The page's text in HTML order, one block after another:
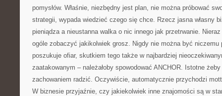
pomysłów. Właśnie, niezbędny jest plan, nie można próbować
strategii, wypada wiedzieć czego się chce. Rzecz jasna własny
pieniądza a nieustanna walka o nic innego jak przetrwanie.
ogóle zobaczyć jakikolwiek grosz. Nigdy nie można być niczemu
poszukuje ofiar, skutkiem tego także w najbardziej
zaatakowanym – należałoby spowodować ANCHOR. Istotne
zachowaniem radzić. Oczywiście, automatycznie przychodzi
W biznesie przyjaźnie, czy jakiekolwiek inne znajomości są w